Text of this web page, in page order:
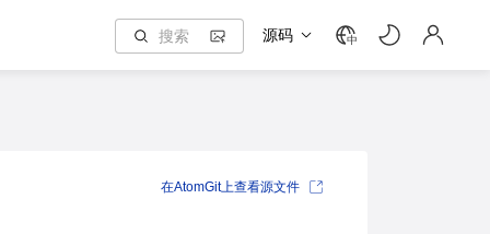
源码 中
在AtomGit上查看源文件